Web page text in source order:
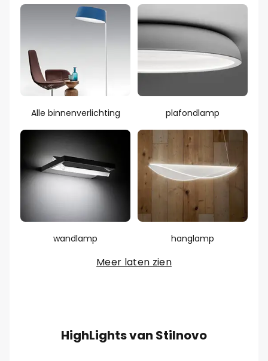
Alle binnenverlichting plafondlamp
wandlamp hanglamp
Meer laten zien
HighLights van Stilnovo